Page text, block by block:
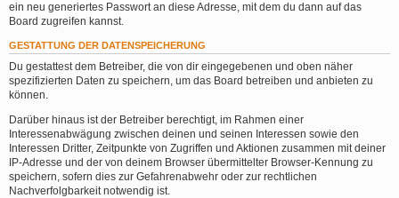
ein neu generiertes Passwort an diese Adresse, mit dem du dann auf das
Board zugreifen kannst.
GESTATTUNG DER DATENSPEICHERUNG
Du gestattest dem Betreiber, die von dir eingegebenen und oben näher
spezifizierten Daten zu speichern, um das Board betreiben und anbieten zu
können.
Darüber hinaus ist der Betreiber berechtigt, im Rahmen einer
Interessenabwägung zwischen deinen und seinen Interessen sowie den
Interessen Dritter, Zeitpunkte von Zugriffen und Aktionen zusammen mit deiner
IP-Adresse und der von deinem Browser übermittelter Browser-Kennung zu
speichern, sofern dies zur Gefahrenabwehr oder zur rechtlichen
Nachverfolgbarkeit notwendig ist.